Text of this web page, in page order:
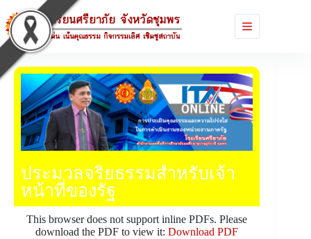
ประมวลจริยธรรมสำหรับเจ้า
หน้าที่ของรัฐ
This browser does not support inline PDFs. Please
download the PDF to view it:Download PDF